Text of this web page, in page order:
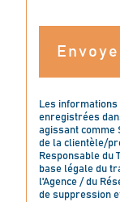
Les
enregistrées
agissant comme
de la clientèle/
Responsable du
base légale du
l'Agence / du
de suppression